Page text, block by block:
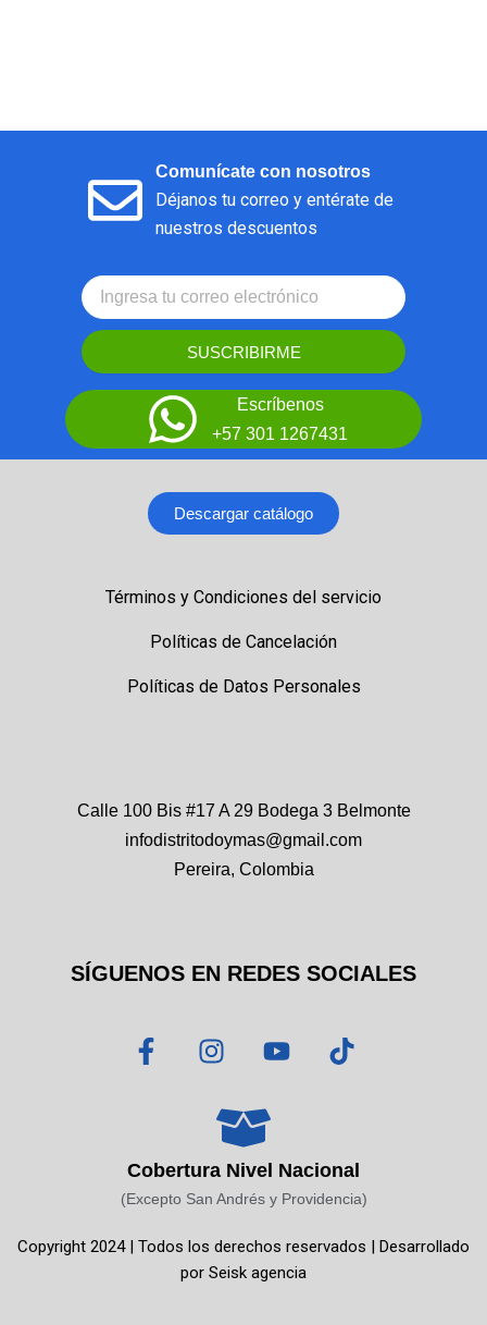
Comunícate con nosotros
Déjanos tu correo y entérate de
nuestros descuentos
SUSCRIBIRME
Escríbenos
+57 301 1267431
Descargar catálogo
Términos y Condiciones del servicio
Políticas de Cancelación
Políticas de Datos Personales
Calle 100 Bis #17 A 29 Bodega 3 Belmonte
infodistritodoymas@gmail.com
Pereira, Colombia
SÍGUENOS EN REDES SOCIALES
F
a
o
o
-
I
n
t
a
g
r
m
Y
o
b
e
T
i
k
Cobertura Nivel Nacional
(Excepto San Andrés y Providencia)
Copyright 2024 | Todos los derechos reservados | Desarrollado
por Seisk agencia